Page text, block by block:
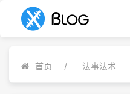
首页 法事法术